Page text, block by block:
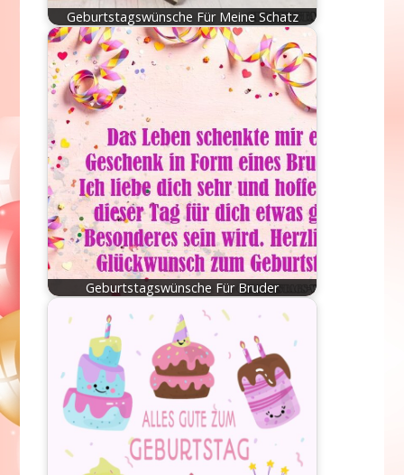
Geburtstagswünsche Für Meine Schatz
Geburtstagswünsche Für Bruder